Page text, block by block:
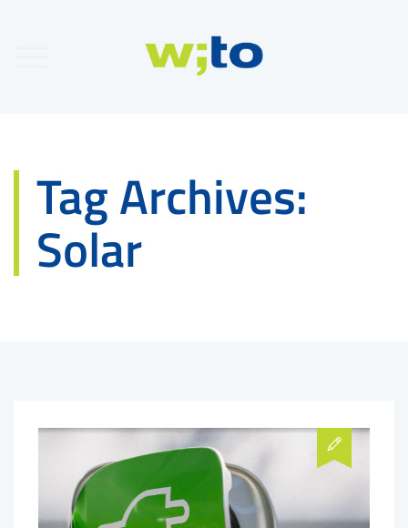
Tag Archives:
Solar